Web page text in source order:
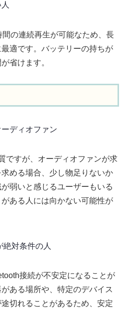
の連続再生が可能なため、長
適です。バッテリーの持ちが
省けます。
ディオファン
ですが、オーディオファンが求
める場合、少し物足りないか
弱いと感じるユーザーもいる
ある人には向かない可能性が
対条件の人
接続が不安定になることが
ある場所や、特定のデバイス
切れることがあるため、安定